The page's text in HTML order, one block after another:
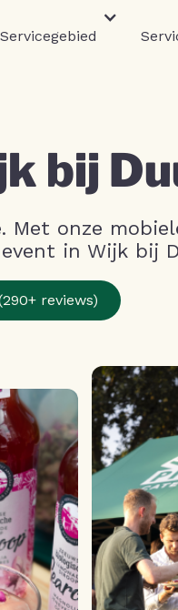
Servicegebied
bij
onze
in Wijk bij
reviews)